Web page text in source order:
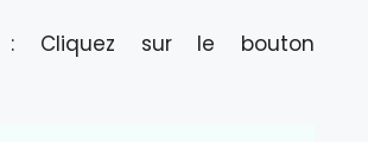
Cliquez sur le bouton